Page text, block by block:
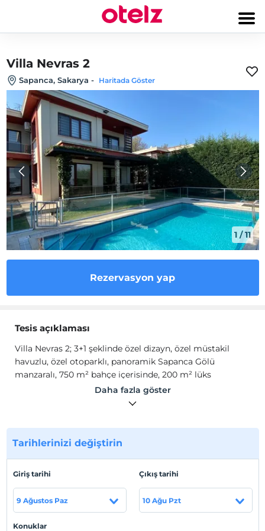
Villa Nevras 2
Sapanca, Sakarya - Haritada Göster
1 /11
Rezervasyon yap
Tesis açıklaması
Villa Nevras 2; 3+1 şeklinde özel dizayn, özel müstakil
havuzlu, özel otoparklı, panoramik Sapanca Gölü
manzaralı, 750 m² bahçe içerisinde, 200 m² lüks
villalarımızda estetik ve konforun ayrıcalıklarıyla dolu
aktivite alanları ile misafirlerine keyifli bir tatili olanağı
sunmaktadır.
Tesis lokasyon bilgileri
Güldibi, Sapanca' da konumlanmaktadır.
Daha fazla göster
Tarihlerinizi değiştirin
Giriş tarihi
9 Ağustos Paz
Çıkış tarihi
10 Ağu Pzt
Konuklar